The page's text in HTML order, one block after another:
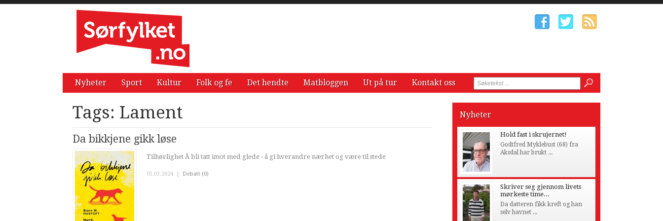
Nyheter Sport Kultur Folk og fe Det hendte Matbloggen Ut på tur Kontakt oss
Tags: Lament
Da bikkjene gikk løse
Tilhørlighet Å bli tatt imot med glede - å gi hverandre nærhet og være til stede
05.03.2024 | Debatt (0)
Nyheter
Hold fast i skrujernet!
Godtfred Myklebust (68) fra
Aksdal har brukt ...
Skriver seg gjennom livets
mørkeste time...
Da datteren fikk kreft og han
selv havnet ...